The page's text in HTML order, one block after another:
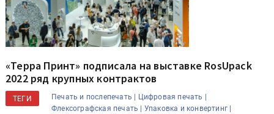
«Терра Принт» подписала на выставке RosUpack
2022 ряд крупных контрактов
ТЕГИ Печать и послепечать |
Цифровая печать |
Флексографская печать |
Упаковка и конвертинг |